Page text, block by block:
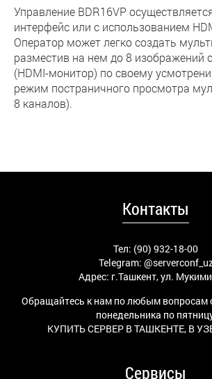
Управление BDR16VP
интерфейс или с использованием
Оператор может легко создать
разместив на нем до 8 изображений
(HDMI-монитор) по своему
режим постраничного просмотра
8 каналов).
Контакты
Тел: (90) 932-18-00
Telegram:
Адрес: г.Ташкент, ул.
Обращайтесь к нам по любым вопросам
понедельника по
КУПИТЬ СЕРВЕР В ТАШКЕНТЕ, В
Сервисы